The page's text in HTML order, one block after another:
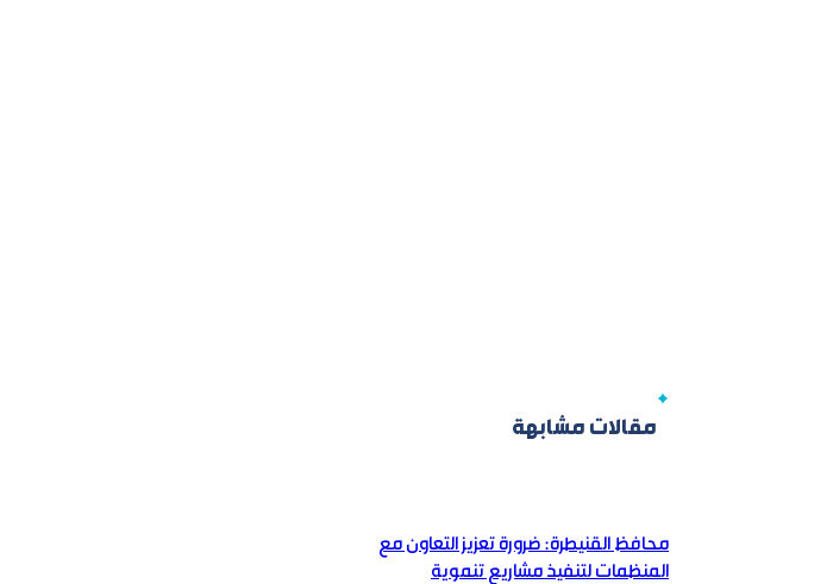
مقالات مشابهة
محافظ القنيطرة: ضرورة تعزيز التعاون مع
المنظمات لتنفيذ مشاريع تنموية